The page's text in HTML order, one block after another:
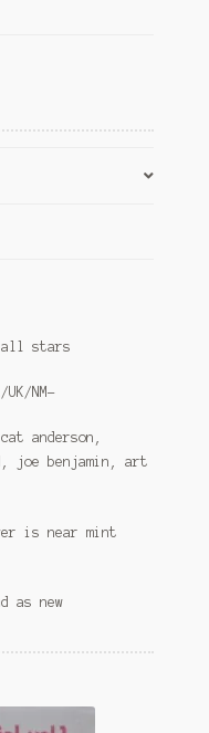
all stars
NM-
anderson,
joe benjamin, art
is near mint
as new